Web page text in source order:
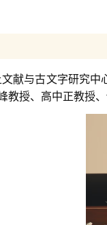
献与古文字研究
教授、高中正教授